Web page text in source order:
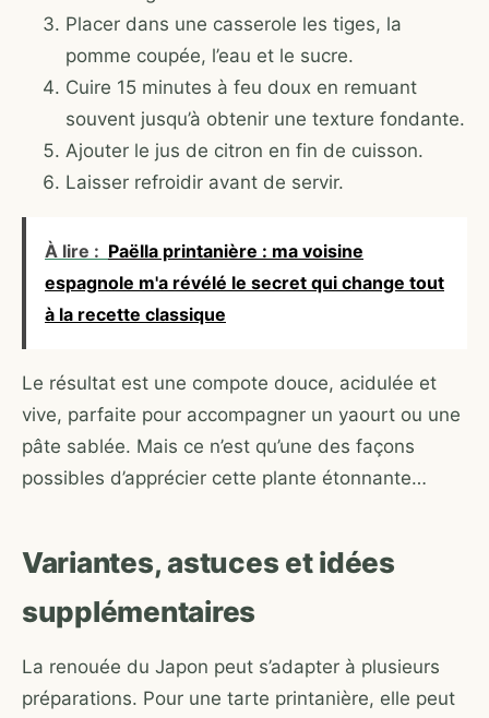
Placer dans une casserole les tiges, la
pomme coupée, l’eau et le sucre.
Cuire 15 minutes à feu doux en remuant
souvent jusqu’à obtenir une texture fondante.
Ajouter le jus de citron en fin de cuisson.
Laisser refroidir avant de servir.
À lire : Paëlla printanière : ma voisine
espagnole m'a révélé le secret qui change tout
à la recette classique
Le résultat est une compote douce, acidulée et
vive, parfaite pour accompagner un yaourt ou une
pâte sablée. Mais ce n’est qu’une des façons
possibles d’apprécier cette plante étonnante…
Variantes, astuces et idées
supplémentaires
La renouée du Japon peut s’adapter à plusieurs
préparations. Pour une tarte printanière, elle peut